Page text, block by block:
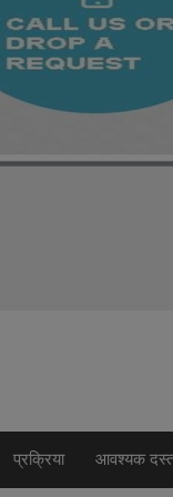
प्रक्रिया आवश्यक